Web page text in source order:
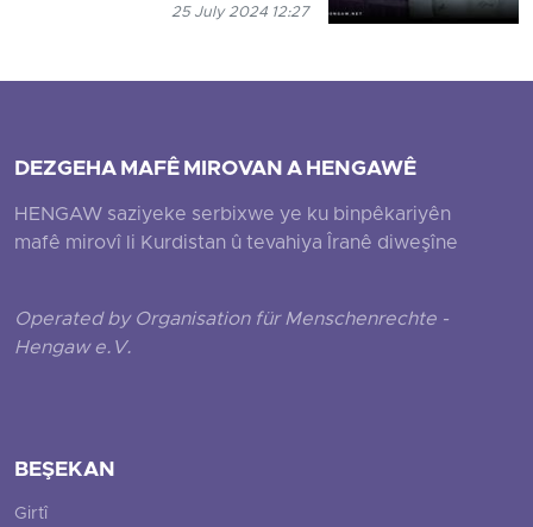
25 July 2024 12:27
DEZGEHA MAFÊ MIROVAN A HENGAWÊ
HENGAW saziyeke serbixwe ye ku binpêkariyên
mafê mirovî li Kurdistan û tevahiya Îranê diweşîne
Operated by Organisation für Menschenrechte -
Hengaw e.V.
BEŞEKAN
Girtî